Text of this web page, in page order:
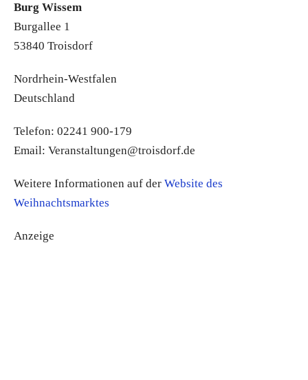
Burg Wissem
Burgallee 1
53840 Troisdorf
Nordrhein-Westfalen
Deutschland
Telefon: 02241 900-179
Email: Veranstaltungen@troisdorf.de
Weitere Informationen auf der Website des
Weihnachtsmarktes
Anzeige